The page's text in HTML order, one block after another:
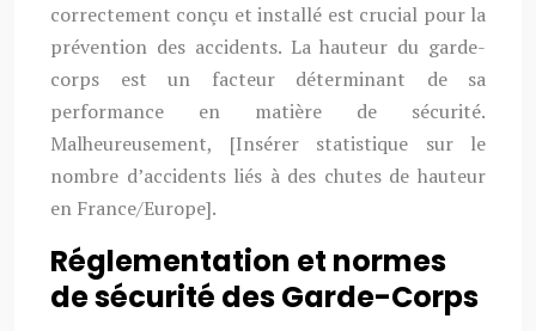
correctement conçu et installé est crucial pour la
prévention des accidents. La hauteur du garde-
corps est un facteur déterminant de sa
performance en matière de sécurité.
Malheureusement, [Insérer statistique sur le
nombre d’accidents liés à des chutes de hauteur
en France/Europe].
Réglementation et normes
de sécurité des Garde-Corps